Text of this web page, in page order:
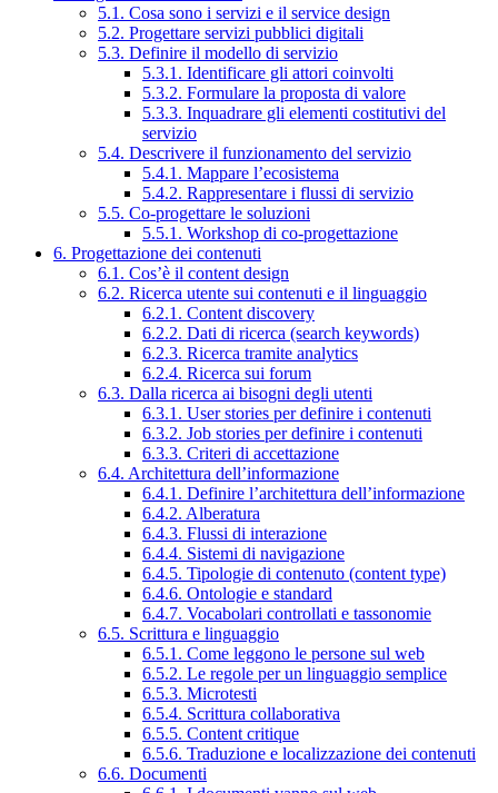
5.1. Cosa sono i servizi e il service design
5.2. Progettare servizi pubblici digitali
5.3. Definire il modello di servizio
5.3.1. Identificare gli attori coinvolti
5.3.2. Formulare la proposta di valore
5.3.3. Inquadrare gli elementi costitutivi del
servizio
5.4. Descrivere il funzionamento del servizio
5.4.1. Mappare l’ecosistema
5.4.2. Rappresentare i flussi di servizio
5.5. Co-progettare le soluzioni
5.5.1. Workshop di co-progettazione
6. Progettazione dei contenuti
6.1. Cos’è il content design
6.2. Ricerca utente sui contenuti e il linguaggio
6.2.1. Content discovery
6.2.2. Dati di ricerca (search keywords)
6.2.3. Ricerca tramite analytics
6.2.4. Ricerca sui forum
6.3. Dalla ricerca ai bisogni degli utenti
6.3.1. User stories per definire i contenuti
6.3.2. Job stories per definire i contenuti
6.3.3. Criteri di accettazione
6.4. Architettura dell’informazione
6.4.1. Definire l’architettura dell’informazione
6.4.2. Alberatura
6.4.3. Flussi di interazione
6.4.4. Sistemi di navigazione
6.4.5. Tipologie di contenuto (content type)
6.4.6. Ontologie e standard
6.4.7. Vocabolari controllati e tassonomie
6.5. Scrittura e linguaggio
6.5.1. Come leggono le persone sul web
6.5.2. Le regole per un linguaggio semplice
6.5.3. Microtesti
6.5.4. Scrittura collaborativa
6.5.5. Content critique
6.5.6. Traduzione e localizzazione dei contenuti
6.6. Documenti